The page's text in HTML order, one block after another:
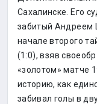
Сахалинске. Его
забитый Андреем
начале второго
(1:0), взяв
«золотом» матче
историю, как
забивал голы в